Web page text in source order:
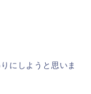
にしようと思いま